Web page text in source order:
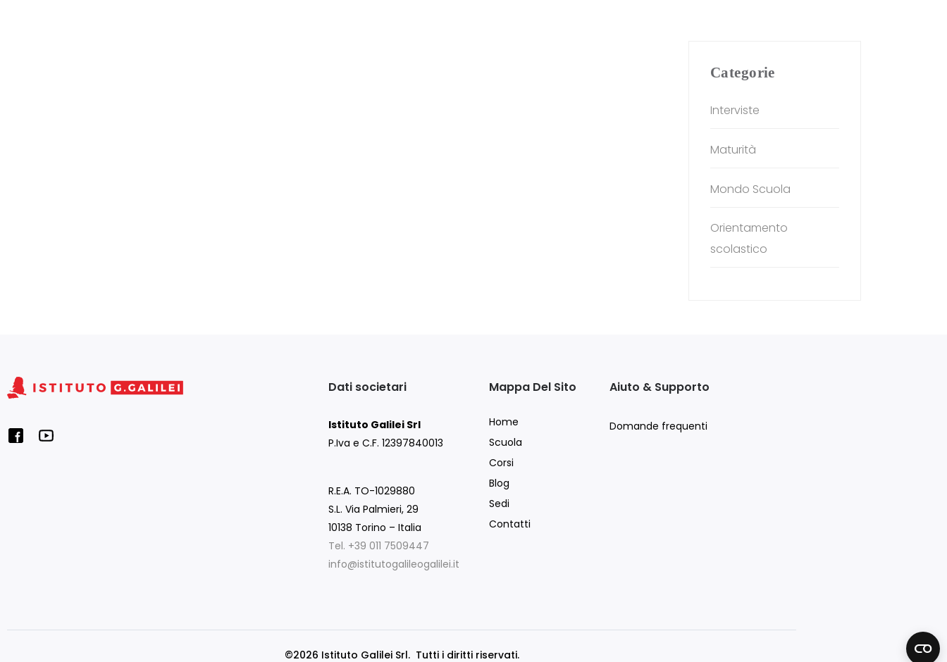
Categorie
Interviste
Maturità
Mondo Scuola
Orientamento
scolastico
Dati societari
Istituto Galilei Srl
P.Iva e C.F. 12397840013
R.E.A. TO-1029880
S.L. Via Palmieri, 29
10138 Torino – Italia
Tel. +39 011 7509447
info@istitutogalileogalilei.it
Mappa Del Sito
Home
Scuola
Corsi
Blog
Sedi
Contatti
Aiuto & Supporto
Domande frequenti
©2026 Istituto Galilei Srl. Tutti i diritti riservati.